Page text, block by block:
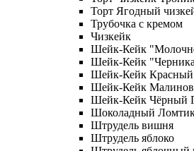
Торт Ягодный
Трубочка с кремом
Чизкейк
Шейк-Кейк
Шейк-Кейк
Шейк-Кейк Красный
Шейк-Кейк
Шейк-Кейк Чёрный
Шоколадный
Штрудель вишня
Штрудель яблоко